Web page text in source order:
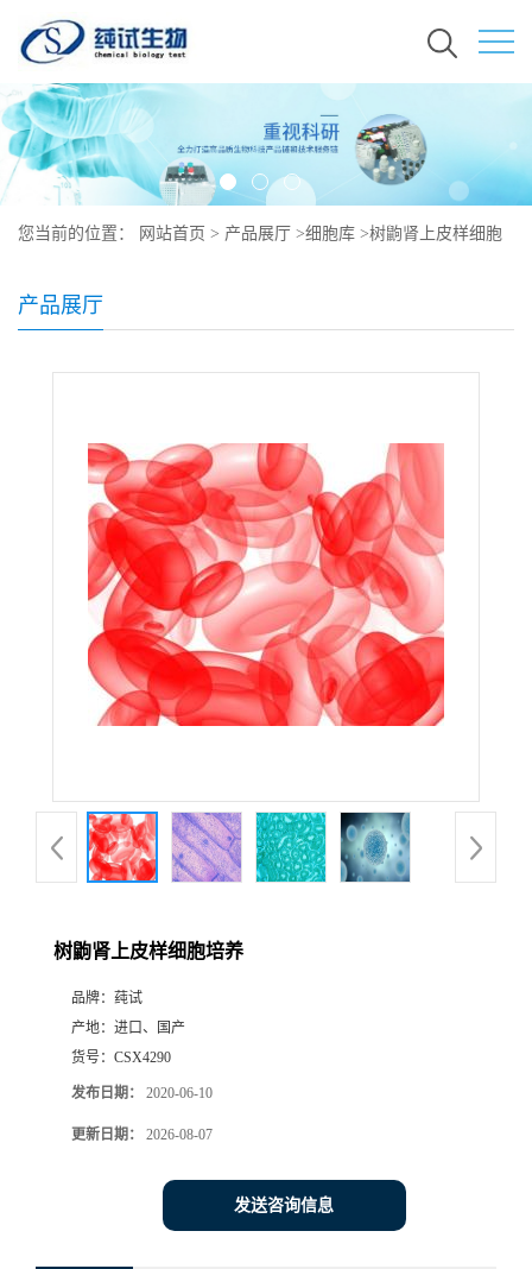
您当前的位置： 网站首页 > 产品展厅 >细胞库 >树鼩肾上皮样细胞
产品展厅
树鼩肾上皮样细胞培养
品牌： 莼试
产地： 进口、国产
货号： CSX4290
发布日期： 2020-06-10
更新日期： 2026-08-07
发送咨询信息